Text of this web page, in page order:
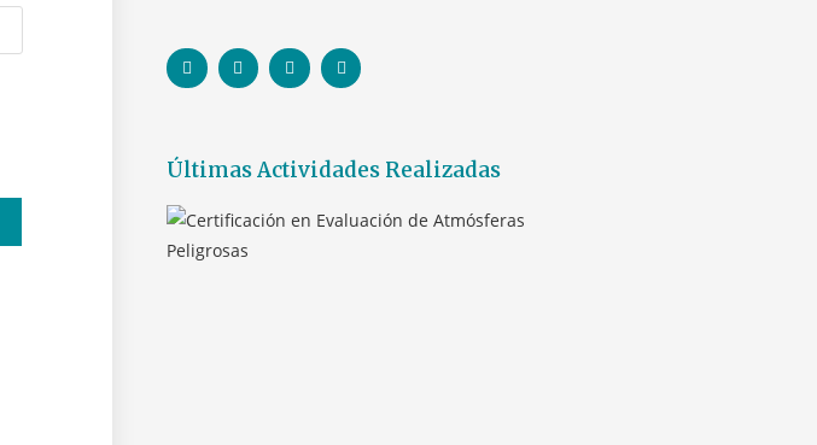
Últimas Actividades Realizadas